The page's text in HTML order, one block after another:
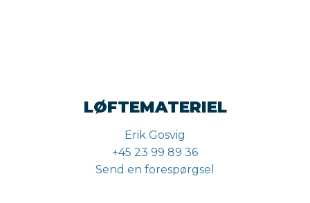
LØFTEMATERIEL
Erik Gosvig
+45 23 99 89 36
Send en forespørgsel